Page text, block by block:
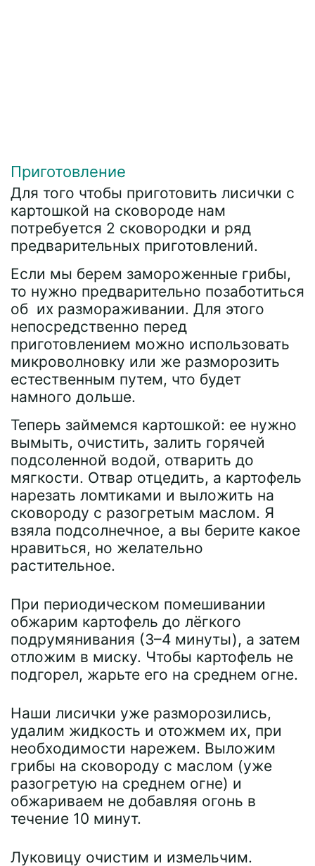
Приготовление
Для того чтобы приготовить лисички с
картошкой на сковороде нам
потребуется 2 сковородки и ряд
предварительных приготовлений.
Если мы берем замороженные грибы,
то нужно предварительно позаботиться
об их размораживании. Для этого
непосредственно перед
приготовлением можно использовать
микроволновку или же разморозить
естественным путем, что будет
намного дольше.
Теперь займемся картошкой: ее нужно
вымыть, очистить, залить горячей
подсоленной водой, отварить до
мягкости. Отвар отцедить, а картофель
нарезать ломтиками и выложить на
сковороду с разогретым маслом. Я
взяла подсолнечное, а вы берите какое
нравиться, но желательно
растительное.
При периодическом помешивании
обжарим картофель до лёгкого
подрумянивания (3–4 минуты), а затем
отложим в миску. Чтобы картофель не
подгорел, жарьте его на среднем огне.
Наши лисички уже разморозились,
удалим жидкость и отожмем их, при
необходимости нарежем. Выложим
грибы на сковороду с маслом (уже
разогретую на среднем огне) и
обжариваем не добавляя огонь в
течение 10 минут.
Луковицу очистим и измельчим.